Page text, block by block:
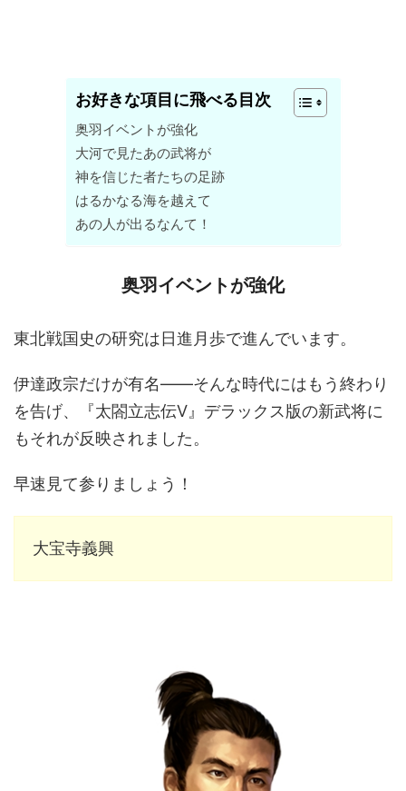
お好きな項目に飛べる目次
奥羽イベントが強化
大河で見たあの武将が
神を信じた者たちの足跡
はるかなる海を越えて
あの人が出るなんて！
奥羽イベントが強化
東北戦国史の研究は日進月歩で進んでいます。
伊達政宗だけが有名――そんな時代にはもう終わり
を告げ、『太閤立志伝Ⅴ』デラックス版の新武将に
もそれが反映されました。
早速見て参りましょう！
大宝寺義興